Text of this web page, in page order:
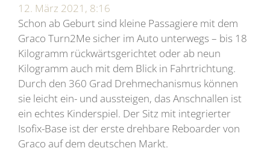
12. März 2021, 8:16
Schon ab Geburt sind kleine Passagiere mit dem
Graco Turn2Me sicher im Auto unterwegs – bis 18
Kilogramm rückwärtsgerichtet oder ab neun
Kilogramm auch mit dem Blick in Fahrtrichtung.
Durch den 360 Grad Drehmechanismus können
sie leicht ein- und aussteigen, das Anschnallen ist
ein echtes Kinderspiel. Der Sitz mit integrierter
Isofix-Base ist der erste drehbare Reboarder von
Graco auf dem deutschen Markt.